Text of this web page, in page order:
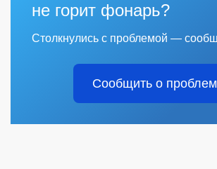
не горит фонарь?
Столкнулись с проблемой —
Сообщить о